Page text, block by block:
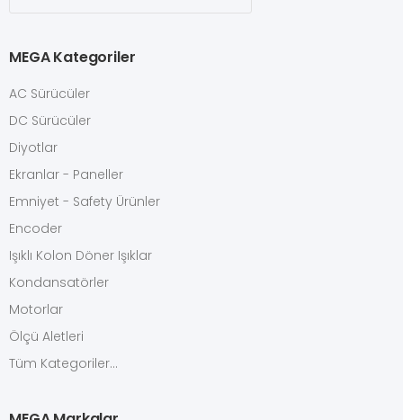
MEGA Kategoriler
AC Sürücüler
DC Sürücüler
Diyotlar
Ekranlar - Paneller
Emniyet - Safety Ürünler
Encoder
Işıklı Kolon Döner Işıklar
Kondansatörler
Motorlar
Ölçü Aletleri
Tüm Kategoriler...